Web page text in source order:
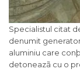
Specialistul citat
denumit
aluminiu care
detoneazã cu o